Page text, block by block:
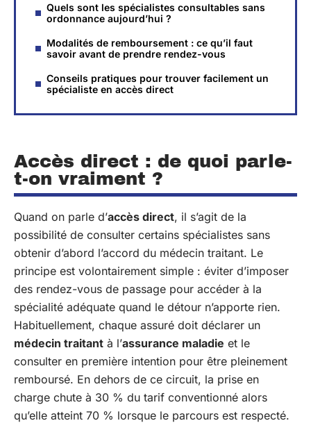
Quels sont les spécialistes consultables sans
ordonnance aujourd’hui ?
Modalités de remboursement : ce qu’il faut
savoir avant de prendre rendez-vous
Conseils pratiques pour trouver facilement un
spécialiste en accès direct
Accès direct : de quoi parle-
t-on vraiment ?
Quand on parle d’accès direct, il s’agit de la
possibilité de consulter certains spécialistes sans
obtenir d’abord l’accord du médecin traitant. Le
principe est volontairement simple : éviter d’imposer
des rendez-vous de passage pour accéder à la
spécialité adéquate quand le détour n’apporte rien.
Habituellement, chaque assuré doit déclarer un
médecin traitant à l’assurance maladie et le
consulter en première intention pour être pleinement
remboursé. En dehors de ce circuit, la prise en
charge chute à 30 % du tarif conventionné alors
qu’elle atteint 70 % lorsque le parcours est respecté.